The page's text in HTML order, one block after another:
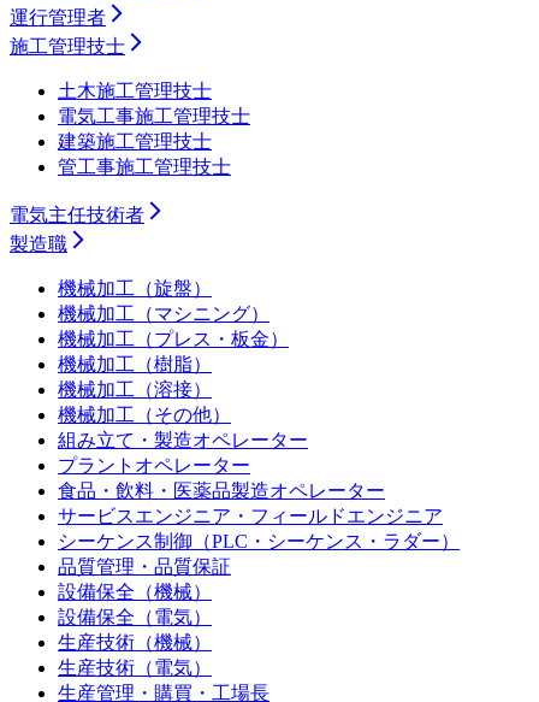
運行管理者
施工管理技士
土木施工管理技士
電気工事施工管理技士
建築施工管理技士
管工事施工管理技士
電気主任技術者
製造職
機械加工（旋盤）
機械加工（マシニング）
機械加工（プレス・板金）
機械加工（樹脂）
機械加工（溶接）
機械加工（その他）
組み立て・製造オペレーター
プラントオペレーター
食品・飲料・医薬品製造オペレーター
サービスエンジニア・フィールドエンジニア
シーケンス制御（PLC・シーケンス・ラダー）
品質管理・品質保証
設備保全（機械）
設備保全（電気）
生産技術（機械）
生産技術（電気）
生産管理・購買・工場長